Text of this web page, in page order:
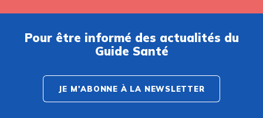
Pour être informé des actualités du
Guide Santé
JE M'ABONNE À LA NEWSLETTER